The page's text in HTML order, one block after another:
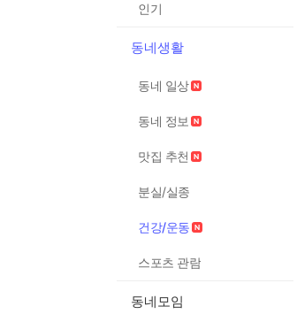
인기
동네생활
동네 일상
동네 정보
맛집 추천
분실/실종
건강/운동
스포츠 관람
동네모임